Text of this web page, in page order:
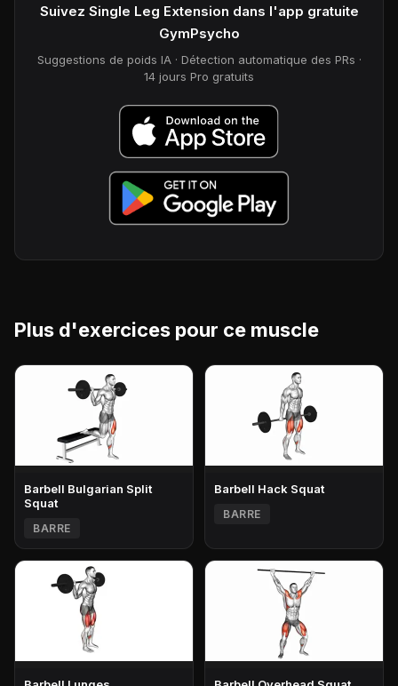
Suivez Single Leg Extension dans l'app gratuite
GymPsycho
Suggestions de poids IA · Détection automatique des PRs ·
14 jours Pro gratuits
Plus d'exercices pour ce muscle
Barbell Bulgarian Split
Squat
BARRE
Barbell Hack Squat
BARRE